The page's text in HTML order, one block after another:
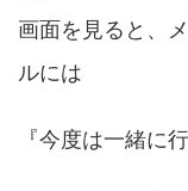
画面を見ると、
ルには
『今度は一緒に